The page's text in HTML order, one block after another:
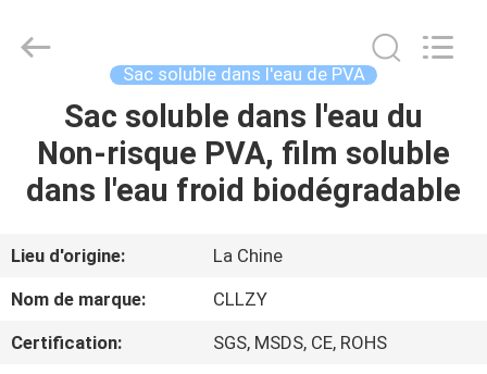
MAISON
PRODUITS
À
Greencradleland
Macromolecule
Sac soluble dans l'eau de PVA
Sac soluble dans l'eau du
Non-risque PVA, film soluble
dans l'eau froid biodégradable
Lieu d'origine:
La Chine
Nom de marque:
CLLZY
Certification:
SGS, MSDS, CE, ROHS